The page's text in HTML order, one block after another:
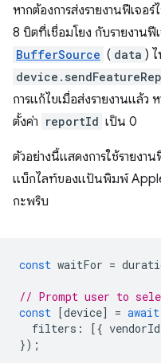
หากต้องการส่งรายงานฟีเจอ
8 บิตที่เชื่อมโยง กับรายงานฟี
BufferSource ( data )
การแก้ไขเมื่อส่งรายงานแล้ว
ตั้งค่า reportId เป็น 0
ตัวอย่างนี้แสดงการใช้รายงา
แบ็กไลท์ของแป้นพิมพ์
กะพริบ
const waitFor =
// Prompt user to
const [device] = await
filters : [{ vendorId
});